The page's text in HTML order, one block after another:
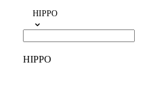
HIPPO
HIPPO